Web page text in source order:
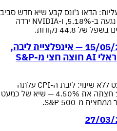
הדאו ג'ונס קבע שיא חדש סביב
50,580 נקודות, תשואת ה-30Y נגעה ב-5.18%, ו-NVIDIA ירדה
44.8 נקודות.
סקירה פיננסית שבועית 15/05/26 — אינפלציית ליבה,
תשואת 10Y מעל 4.50% וראלי AI חוצה חצי מ-S&P
וול סטריט סיימה את השבוע כמעט ללא שינוי: ליבת ה-CPI עלתה
ב-0.4% באפריל, תשואת ה-10Y חצתה את 4.50% — שיא של כמעט